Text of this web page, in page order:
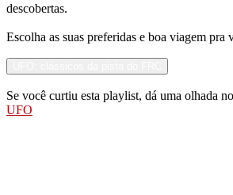
descobertas.
Escolha as suas preferidas e boa viagem pra
Se você curtiu esta playlist, dá uma olhada no
UFO